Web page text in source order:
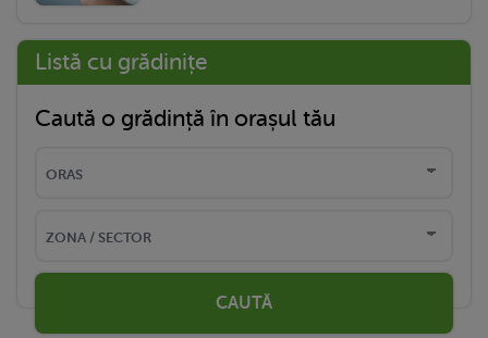
Listă cu grădinițe
Caută o grădință în orașul tău
CAUTĂ